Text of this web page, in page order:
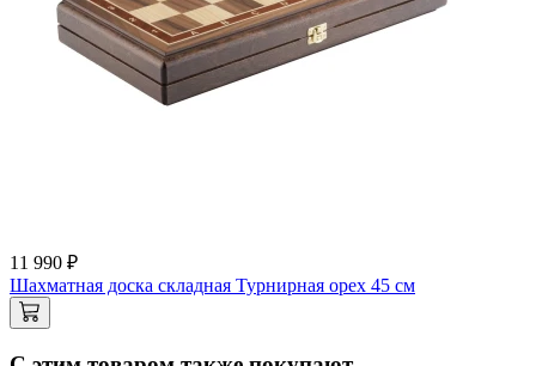
11 990 ₽
Шахматная доска складная Турнирная орех 45 см